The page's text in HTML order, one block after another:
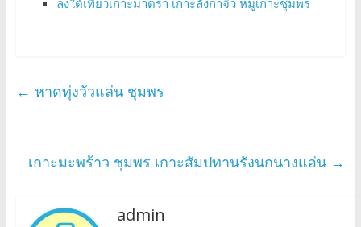
ลงใต้เที่ยวเกาะมาตรา เกาะลังกาจิว หมู่เกาะชุมพร
← หาดทุ่งวัวแล่น ชุมพร
เกาะมะพร้าว ชุมพร เกาะสัมปทานรังนกนางแอ่น →
admin